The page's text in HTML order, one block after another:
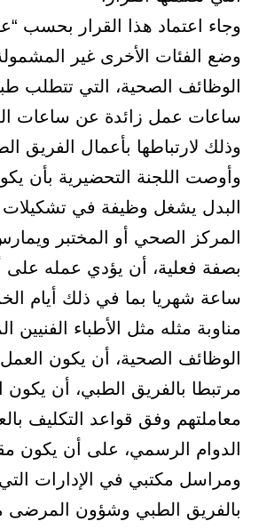
وجاء اعتماد هذا القرار بحسب
وضع الفئات الأخرى غير
الوظائف الصحية، التي تتطلب
ساعات عمل زائدة عن ساعات
وذلك لارتباطها بأعمال الفريق
وأوصت اللجنة التحضيرية بأن
البدل يشغل وظيفة في
المركز الصحي أو المختبر
ساعة شهريا بما في ذلك أيام
مناوبة مثله مثل الأطباء الفنيين
الوظائف الصحية، أن يكون
مرتبطا بالفريق الطبي، أن يكون
معاملتهم وفق قواعد التكليف
الدوام الرسمي، على أن يكون
ومراسل مكتبي في الإدارات التي
بالفريق الطبي وشؤون المرضى